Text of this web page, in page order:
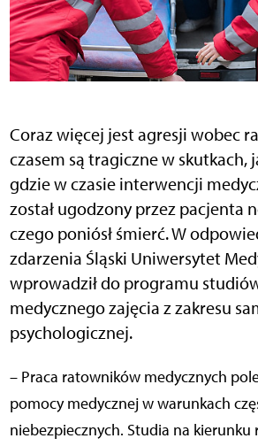
Coraz więcej jest agresji wobec
czasem są tragiczne w skutkach,
gdzie w czasie interwencji
został ugodzony przez pacjenta
czego poniósł śmierć. W
zdarzenia Śląski Uniwersytet
wprowadził do programu
medycznego zajęcia z zakresu
psychologicznej.
– Praca ratowników medycznych polega na zapewnianiu
pomocy medycznej w warunkach
niebezpiecznych. Studia na